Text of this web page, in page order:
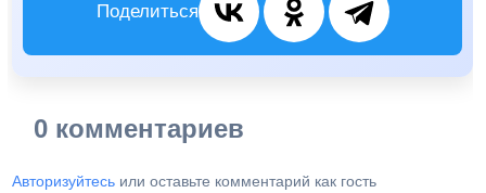
Поделиться
0 комментариев
Авторизуйтесь или оставьте комментарий как гость